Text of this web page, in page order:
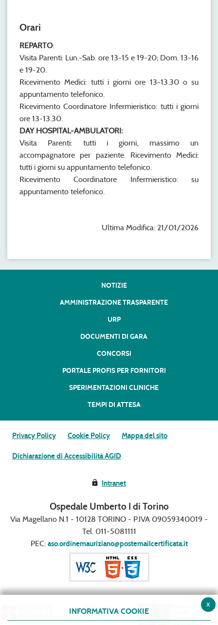
Orari
REPARTO:
Visita Parenti: Lun.-Sab. ore 13-15 e 19-20; Dom. 13-16
e 19-20.
Ricevimento Medici: tutti i giorni ore 13-13.30 o su
appuntamento telefonico.
Ricevimento Coordinatore Infermieristico: tutti i giorni
ore 13-13.30.
DAY HOSPITAL-AMBULATORI:
Visita Parenti: tutti i giorni, massimo un
accompagnatore per paziente. Ricevimento Medici:
tutti i giorni su appuntamento telefonico.
Ricevimento Coordinatore Infermieristico: su
appuntamento telefonico.
Ultima Modifica: 21/01/2026
NOTIZIE
AMMINISTRAZIONE TRASPARENTE
URP
DOCUMENTI DI GARA
CONCORSI
PORTALE PROFIS PER FORNITORI
SPERIMENTAZIONI CLINICHE
TEMPI DI ATTESA
Privacy Policy Cookie Policy Mappa del sito
Dichiarazione di Accessibilità AGID
Intranet
Ospedale Umberto I di Torino
Via Magellano N.1 - 10128 TORINO - P.IVA 09059340019 -
Tel. 011-5081111
PEC: aso.ordinemauriziano@postemailcertificata.it
x
INFORMATIVA COOKIE